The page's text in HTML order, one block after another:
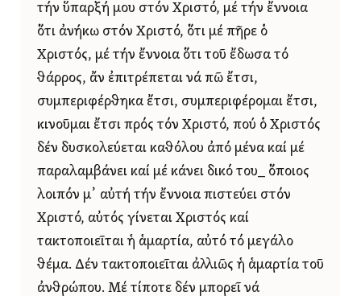
τήν ὕπαρξή μου στόν Χριστό, μέ τήν ἔννοια
ὅτι ἀνήκω στόν Χριστό, ὅτι μέ πῆρε ὁ
Χριστός, μέ τήν ἔννοια ὅτι τοῦ ἔδωσα τό
θάρρος, ἄν ἐπιτρέπεται νά πῶ ἔτσι,
συμπεριφέρθηκα ἔτσι, συμπεριφέρομαι ἔτσι,
κινοῦμαι ἔτσι πρός τόν Χριστό, πού ὁ Χριστός
δέν δυσκολεύεται καθόλου ἀπό μένα καί μέ
παραλαμβάνει καί μέ κάνει δικό του_ ὅποιος
λοιπόν μ᾿ αὐτή τήν ἔννοια πιστεύει στόν
Χριστό, αὐτός γίνεται Χριστός καί
τακτοποιεῖται ἡ ἁμαρτία, αὐτό τό μεγάλο
θέμα. Δέν τακτοποιεῖται ἀλλιῶς ἡ ἁμαρτία τοῦ
ἀνθρώπου. Μέ τίποτε δέν μπορεῖ νά